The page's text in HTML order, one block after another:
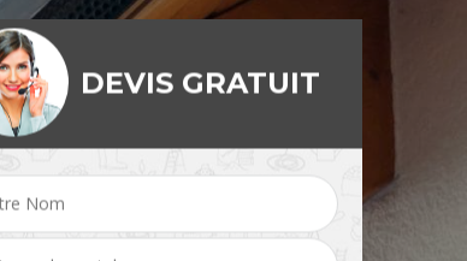
Changement de velux
71
Réparation et
changement de
et faîtage 71
DEVIS GRATUIT